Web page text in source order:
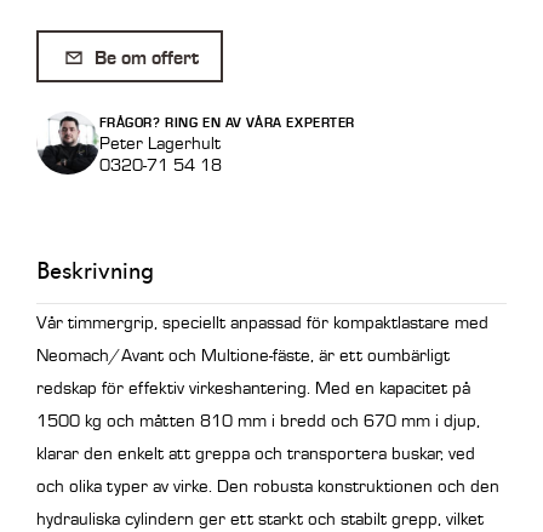
Neomach/Avant/Multione
1500
mängd
Be om offert
FRÅGOR? RING EN AV VÅRA EXPERTER
Peter Lagerhult
0320-71 54 18
Beskrivning
Vår timmergrip, speciellt anpassad för kompaktlastare med
Neomach/Avant och Multione-fäste, är ett oumbärligt
redskap för effektiv virkeshantering. Med en kapacitet på
1500 kg och måtten 810 mm i bredd och 670 mm i djup,
klarar den enkelt att greppa och transportera buskar, ved
och olika typer av virke. Den robusta konstruktionen och den
hydrauliska cylindern ger ett starkt och stabilt grepp, vilket